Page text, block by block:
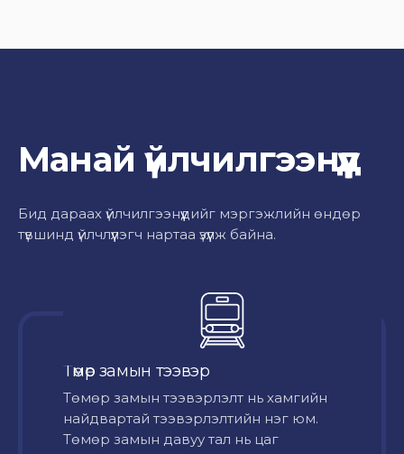
Манай үйлчилгээнүүд
Бид дараах үйлчилгээнүүдийг мэргэжлийн өндөр
түвшинд үйлчлүүлэгч нартаа үзүүлж байна.
Төмөр замын тээвэр
Төмөр замын тээвэрлэлт нь хамгийн
найдвартай тээвэрлэлтийн нэг юм.
Төмөр замын давуу тал нь цаг